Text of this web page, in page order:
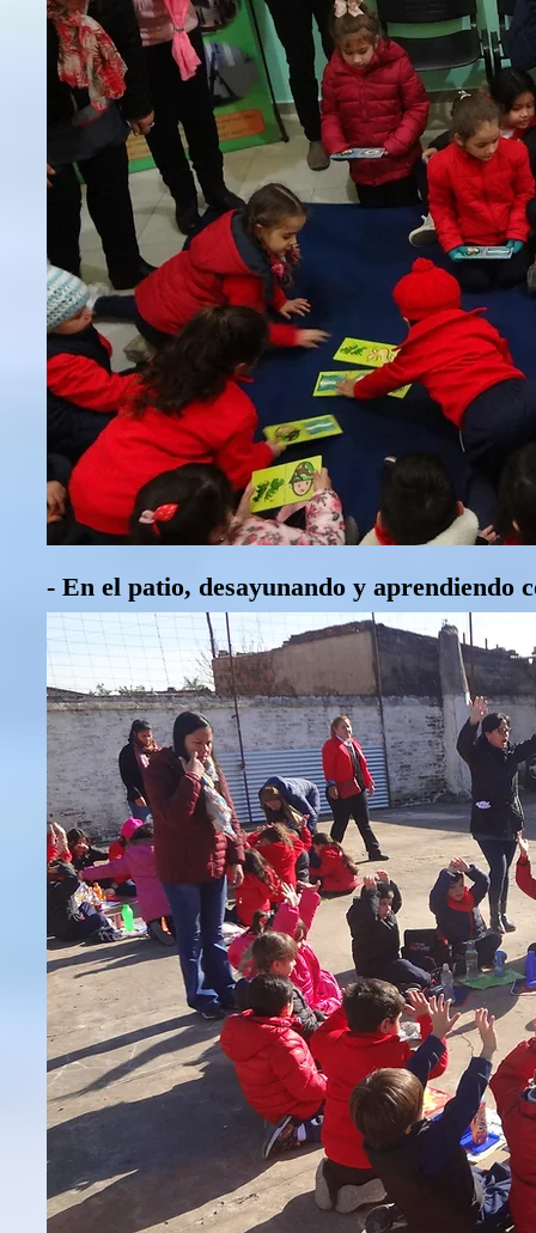
- En el patio, desayunando y aprendiendo